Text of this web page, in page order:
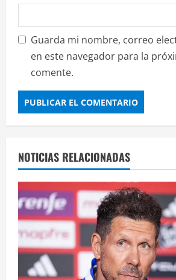
Guarda mi nombre, correo
en este navegador para la
comente.
NOTICIAS RELACIONADAS